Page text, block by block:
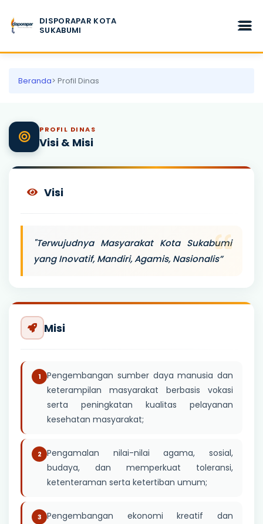
DISPORAPAR KOTA
SUKABUMI
Beranda> Profil Dinas
PROFIL DINAS
Visi & Misi
Visi
"Terwujudnya Masyarakat Kota Sukabumi
yang Inovatif, Mandiri, Agamis, Nasionalis”
Misi
Pengembangan sumber daya manusia dan
keterampilan masyarakat berbasis vokasi
serta peningkatan kualitas pelayanan
kesehatan masyarakat;
Pengamalan nilai-nilai agama, sosial,
budaya, dan memperkuat toleransi,
ketenteraman serta ketertiban umum;
Pengembangan ekonomi kreatif dan